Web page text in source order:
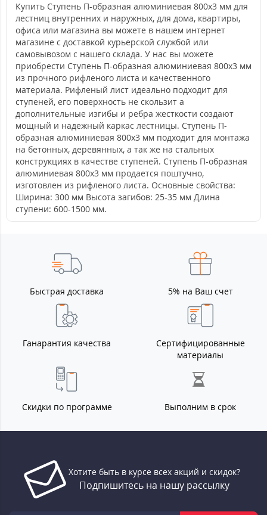
Купить Ступень П-образная алюминиевая 800x3 мм для
лестниц внутренних и наружных, для дома, квартиры,
офиса или магазина вы можете в нашем интернет
магазине с доставкой курьерской службой или
самовывозом с нашего склада. У нас вы можете
приобрести Ступень П-образная алюминиевая 800x3 мм
из прочного рифленого листа и качественного
материала. Рифленый лист идеально подходит для
ступеней, его поверхность не скользит а
дополнительные изгибы и ребра жесткости создают
мощный и надежный каркас лестницы. Ступень П-
образная алюминиевая 800x3 мм подходит для монтажа
на бетонных, деревянных, а так же на стальных
конструкциях в качестве ступеней. Ступень П-образная
алюминиевая 800x3 мм продается поштучно,
изготовлен из рифленого листа. Основные свойства:
Ширина: 300 мм Высота загибов: 25-35 мм Длина
ступени: 600-1500 мм.
Быстрая доставка 5% на Ваш счет
Ганарантия качества
Сертифицированные
материалы
Скидки по программе Выполним в срок
Хотите быть в курсе всех акций и скидок?
Подпишитесь на нашу рассылку